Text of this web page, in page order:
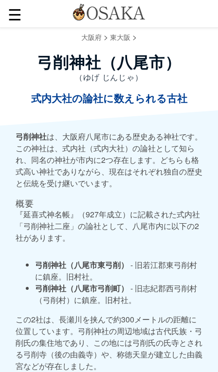
☰
大阪府 > 東大阪 >
弓削神社（八尾市）
（ゆげ じんじゃ）
式内大社の論社に数えられる古社
弓削神社は、大阪府八尾市にある歴史ある神社です。
この神社は、式内社（式内大社）の論社として知ら
れ、同名の神社が市内に2つ存在します。どちらも格
式高い神社でありながら、現在はそれぞれ独自の歴史
と伝統を受け継いでいます。
概要
『延喜式神名帳』（927年成立）に記載された式内社
「弓削神社二座」の論社として、八尾市内に以下の2
社があります。
弓削神社（八尾市東弓削） - 旧若江郡東弓削村
に鎮座。旧村社。
弓削神社（八尾市弓削町） - 旧志紀郡西弓削村
（弓削村）に鎮座。旧村社。
この2社は、長瀬川を挟んで約300メートルの距離に
位置しています。弓削神社の周辺地域は古代氏族・弓
削氏の集住地であり、この地には弓削氏の氏寺とされ
る弓削寺（後の由義寺）や、称徳天皇が建立した由義
宮などが存在しました。